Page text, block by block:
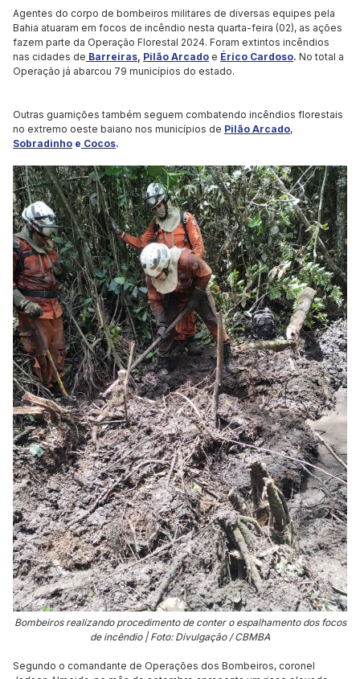
Agentes do corpo de bombeiros militares de diversas equipes pela
Bahia atuaram em focos de incêndio nesta quarta-feira (02), as ações
fazem parte da Operação Florestal 2024. Foram extintos incêndios
nas cidades de Barreiras, Pilão Arcado e Érico Cardoso. No total a
Operação já abarcou 79 municípios do estado.
Outras guarnições também seguem combatendo incêndios florestais
no extremo oeste baiano nos municípios de Pilão Arcado,
Sobradinho e Cocos.
Bombeiros realizando procedimento de conter o espalhamento dos focos
de incêndio | Foto: Divulgação / CBMBA
Segundo o comandante de Operações dos Bombeiros, coronel